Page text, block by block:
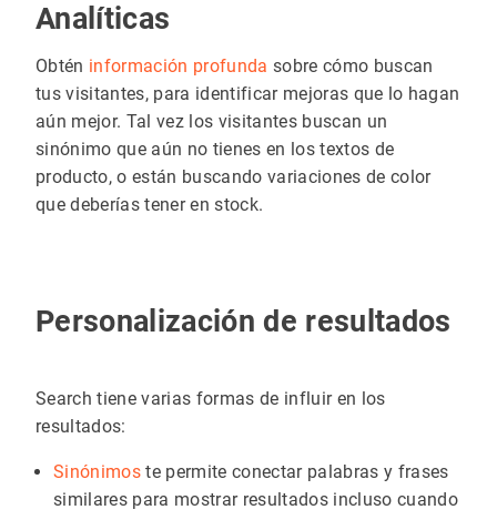
Analíticas
Obtén información profunda sobre cómo buscan
tus visitantes, para identificar mejoras que lo hagan
aún mejor. Tal vez los visitantes buscan un
sinónimo que aún no tienes en los textos de
producto, o están buscando variaciones de color
que deberías tener en stock.
Personalización de resultados
Search tiene varias formas de influir en los
resultados:
Sinónimoste permite conectar palabras y frases
similares para mostrar resultados incluso cuando